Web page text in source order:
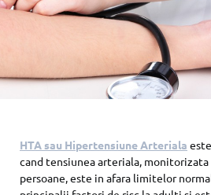
HTA sau Hipertensiune Arteriala
cand tensiunea arteriala,
persoane, este in afara limitelor